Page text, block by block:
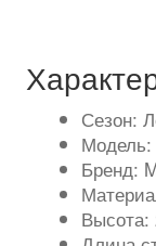
Сезон:
Модель:
Бренд:
Высота: